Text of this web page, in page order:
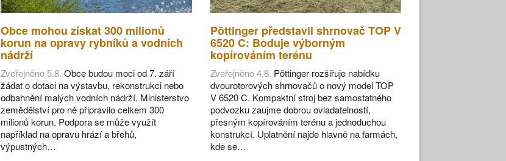
Obce mohou získat 300 milionů
korun na opravy rybníků a vodních
nádrží
Zveřejněno 5.8. Obce budou moci od 7. září
žádat o dotaci na výstavbu, rekonstrukci nebo
odbahnění malých vodních nádrží. Ministerstvo
zemědělství pro ně připravilo celkem 300
milionů korun. Podpora se může využít
například na opravu hrází a břehů,
výpustných…
Pöttinger představil shrnovač TOP V
6520 C: Boduje výborným
kopírováním terénu
Zveřejněno 4.8. Pöttinger rozšiřuje nabídku
dvourotorových shrnovačů o nový model TOP
V 6520 C. Kompaktní stroj bez samostatného
podvozku zaujme dobrou ovladatelností,
přesným kopírováním terénu a jednoduchou
konstrukcí. Uplatnění najde hlavně na farmách,
kde se…